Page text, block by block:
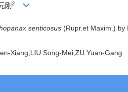
刚 2
senticosus (Rupr.et Maxim.) by
Xiang;LIU Song-Mei;ZU Yuan-